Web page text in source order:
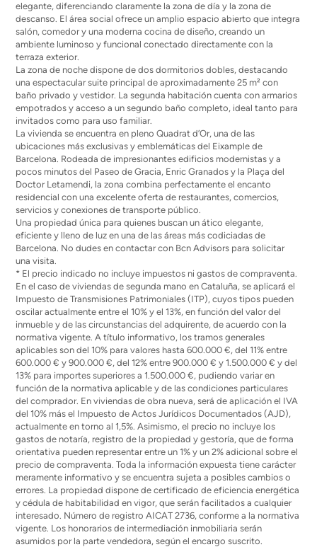
elegante, diferenciando claramente la zona de día y la zona de
descanso. El área social ofrece un amplio espacio abierto que integra
salón, comedor y una moderna cocina de diseño, creando un
ambiente luminoso y funcional conectado directamente con la
terraza exterior.
La zona de noche dispone de dos dormitorios dobles, destacando
una espectacular suite principal de aproximadamente 25 m² con
baño privado y vestidor. La segunda habitación cuenta con armarios
empotrados y acceso a un segundo baño completo, ideal tanto para
invitados como para uso familiar.
La vivienda se encuentra en pleno Quadrat d’Or, una de las
ubicaciones más exclusivas y emblemáticas del Eixample de
Barcelona. Rodeada de impresionantes edificios modernistas y a
pocos minutos del Paseo de Gracia, Enric Granados y la Plaça del
Doctor Letamendi, la zona combina perfectamente el encanto
residencial con una excelente oferta de restaurantes, comercios,
servicios y conexiones de transporte público.
Una propiedad única para quienes buscan un ático elegante,
eficiente y lleno de luz en una de las áreas más codiciadas de
Barcelona. No dudes en contactar con Bcn Advisors para solicitar
una visita.
* El precio indicado no incluye impuestos ni gastos de compraventa.
En el caso de viviendas de segunda mano en Cataluña, se aplicará el
Impuesto de Transmisiones Patrimoniales (ITP), cuyos tipos pueden
oscilar actualmente entre el 10% y el 13%, en función del valor del
inmueble y de las circunstancias del adquirente, de acuerdo con la
normativa vigente. A título informativo, los tramos generales
aplicables son del 10% para valores hasta 600.000 €, del 11% entre
600.000 € y 900.000 €, del 12% entre 900.000 € y 1.500.000 € y del
13% para importes superiores a 1.500.000 €, pudiendo variar en
función de la normativa aplicable y de las condiciones particulares
del comprador. En viviendas de obra nueva, será de aplicación el IVA
del 10% más el Impuesto de Actos Jurídicos Documentados (AJD),
actualmente en torno al 1,5%. Asimismo, el precio no incluye los
gastos de notaría, registro de la propiedad y gestoría, que de forma
orientativa pueden representar entre un 1% y un 2% adicional sobre el
precio de compraventa. Toda la información expuesta tiene carácter
meramente informativo y se encuentra sujeta a posibles cambios o
errores. La propiedad dispone de certificado de eficiencia energética
y cédula de habitabilidad en vigor, que serán facilitados a cualquier
interesado. Número de registro AICAT 2736, conforme a la normativa
vigente. Los honorarios de intermediación inmobiliaria serán
asumidos por la parte vendedora, según el encargo suscrito.